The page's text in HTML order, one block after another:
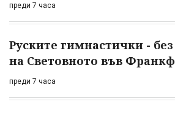
преди 7 часа
Руските гимнастички -
на Световното във
преди 7 часа